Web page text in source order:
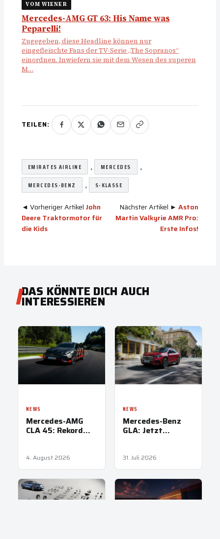
VOM WIENER
Mercedes-AMG GT 63: His Name was
Peparelli!
Zugegeben, diese Headline können nur
eingefleischte Fans der TV-Serie „The Sopranos“
einordnen. Inwiefern sie mit dem Wesen des superen
M…
TEILEN:
EMIRATES AIRLINE , MERCEDES ,
MERCEDES-BENZ , S-KLASSE
◄ Vorheriger Artikel John
Deere Traktormotor für
die Kids
Nächster Artikel ► Aston
Martin Valkyrie AMR Pro:
Erste Infos!
DAS KÖNNTE DICH AUCH
INTERESSIEREN
NEWS
Mercedes-AMG
CLA 45: Rekord
4. August 2026
NEWS
Mercedes-Benz
GLA: Jetzt
31. Juli 2026